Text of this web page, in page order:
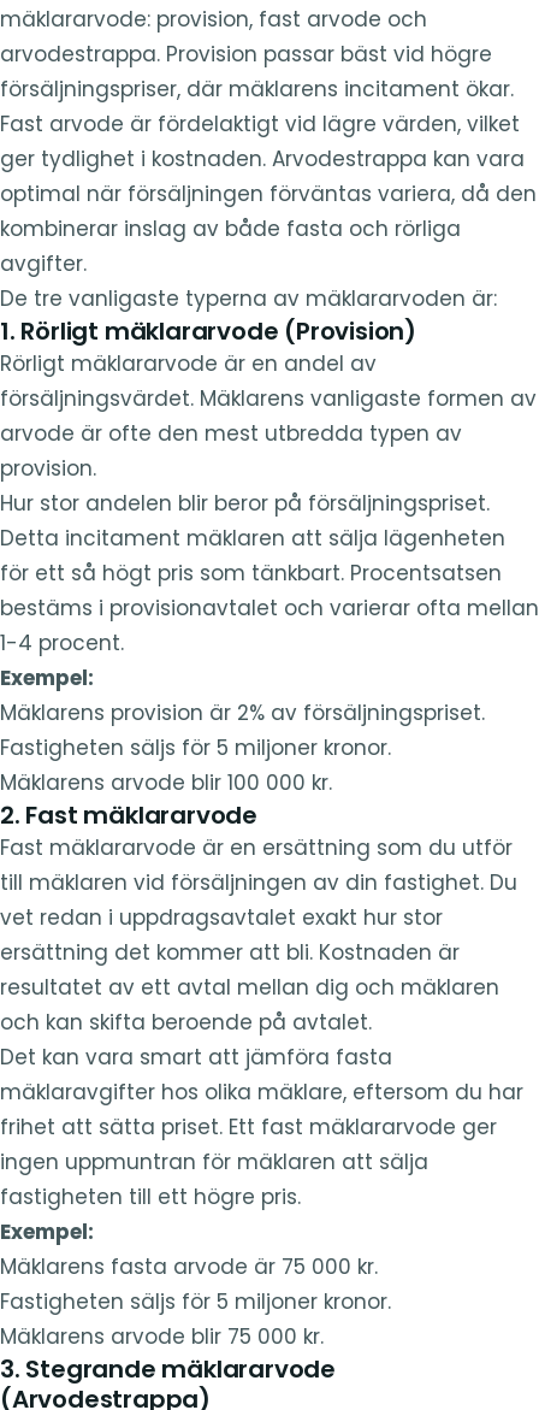
mäklararvode: provision, fast arvode och
arvodestrappa. Provision passar bäst vid högre
försäljningspriser, där mäklarens incitament ökar.
Fast arvode är fördelaktigt vid lägre värden, vilket
ger tydlighet i kostnaden. Arvodestrappa kan vara
optimal när försäljningen förväntas variera, då den
kombinerar inslag av både fasta och rörliga
avgifter.
De tre vanligaste typerna av mäklararvoden är:
1. Rörligt mäklararvode (Provision)
Rörligt mäklararvode är en andel av
försäljningsvärdet. Mäklarens vanligaste formen av
arvode är ofte den mest utbredda typen av
provision.
Hur stor andelen blir beror på försäljningspriset.
Detta incitament mäklaren att sälja lägenheten
för ett så högt pris som tänkbart. Procentsatsen
bestäms i provisionavtalet och varierar ofta mellan
1-4 procent.
Exempel:
Mäklarens provision är 2% av försäljningspriset.
Fastigheten säljs för 5 miljoner kronor.
Mäklarens arvode blir 100 000 kr.
2. Fast mäklararvode
Fast mäklararvode är en ersättning som du utför
till mäklaren vid försäljningen av din fastighet. Du
vet redan i uppdragsavtalet exakt hur stor
ersättning det kommer att bli. Kostnaden är
resultatet av ett avtal mellan dig och mäklaren
och kan skifta beroende på avtalet.
Det kan vara smart att jämföra fasta
mäklaravgifter hos olika mäklare, eftersom du har
frihet att sätta priset. Ett fast mäklararvode ger
ingen uppmuntran för mäklaren att sälja
fastigheten till ett högre pris.
Exempel:
Mäklarens fasta arvode är 75 000 kr.
Fastigheten säljs för 5 miljoner kronor.
Mäklarens arvode blir 75 000 kr.
3. Stegrande mäklararvode
(Arvodestrappa)